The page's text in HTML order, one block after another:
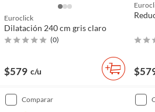
Euroclick
Dilatación 240 cm gris claro
(0)
$579 c/u
comparar